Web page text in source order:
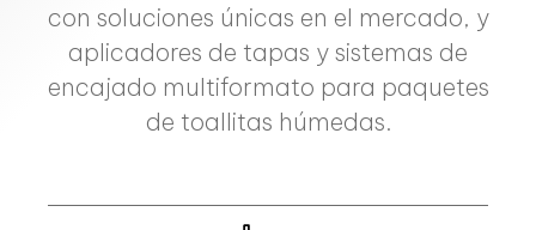
con soluciones únicas en el mercado, y
aplicadores de tapas y sistemas de
encajado multiformato para paquetes
de toallitas húmedas.